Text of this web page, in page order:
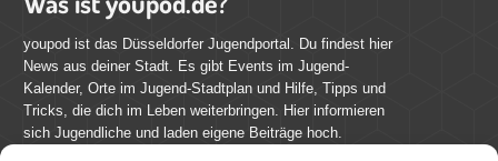
youpod ist das Düsseldorfer Jugendportal. Du findest hier
News aus deiner Stadt. Es gibt Events im Jugend-
Kalender, Orte im Jugend-Stadtplan und Hilfe, Tipps und
Tricks, die dich im Leben weiterbringen. Hier informieren
sich Jugendliche und laden eigene Beiträge hoch.